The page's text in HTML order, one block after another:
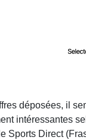
déposées, il
intéressantes
Sports Direct